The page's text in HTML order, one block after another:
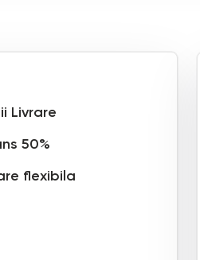
Livrare
50%
flexibila